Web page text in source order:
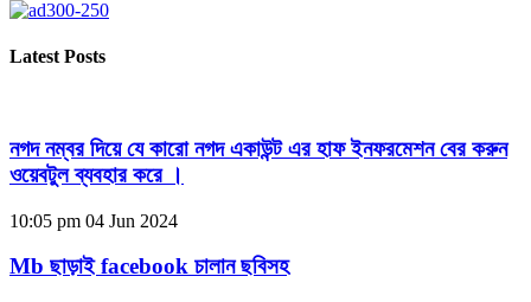
Latest Posts
নগদ নম্বর দিয়ে যে কারো নগদ একাউন্ট এর হাফ ইনফরমেশন বের করুন
ওয়েবটুল ব্যবহার করে ।
10:05 pm 04 Jun 2024
Mb ছাড়াই facebook চালান ছবিসহ